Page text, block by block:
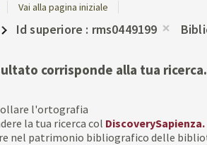
Vai alla pagina iniziale
Id superiore
rms0449199
dalla
ricerca
corrisponde alla tua ricerca.
l'ortografia
la tua ricerca col DiscoverySapienza.
nel patrimonio bibliografico delle